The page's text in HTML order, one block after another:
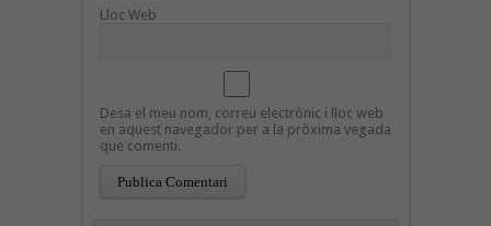
Lloc Web
Desa el meu nom, correu electrònic i lloc web
en aquest navegador per a la pròxima vegada
que comenti.